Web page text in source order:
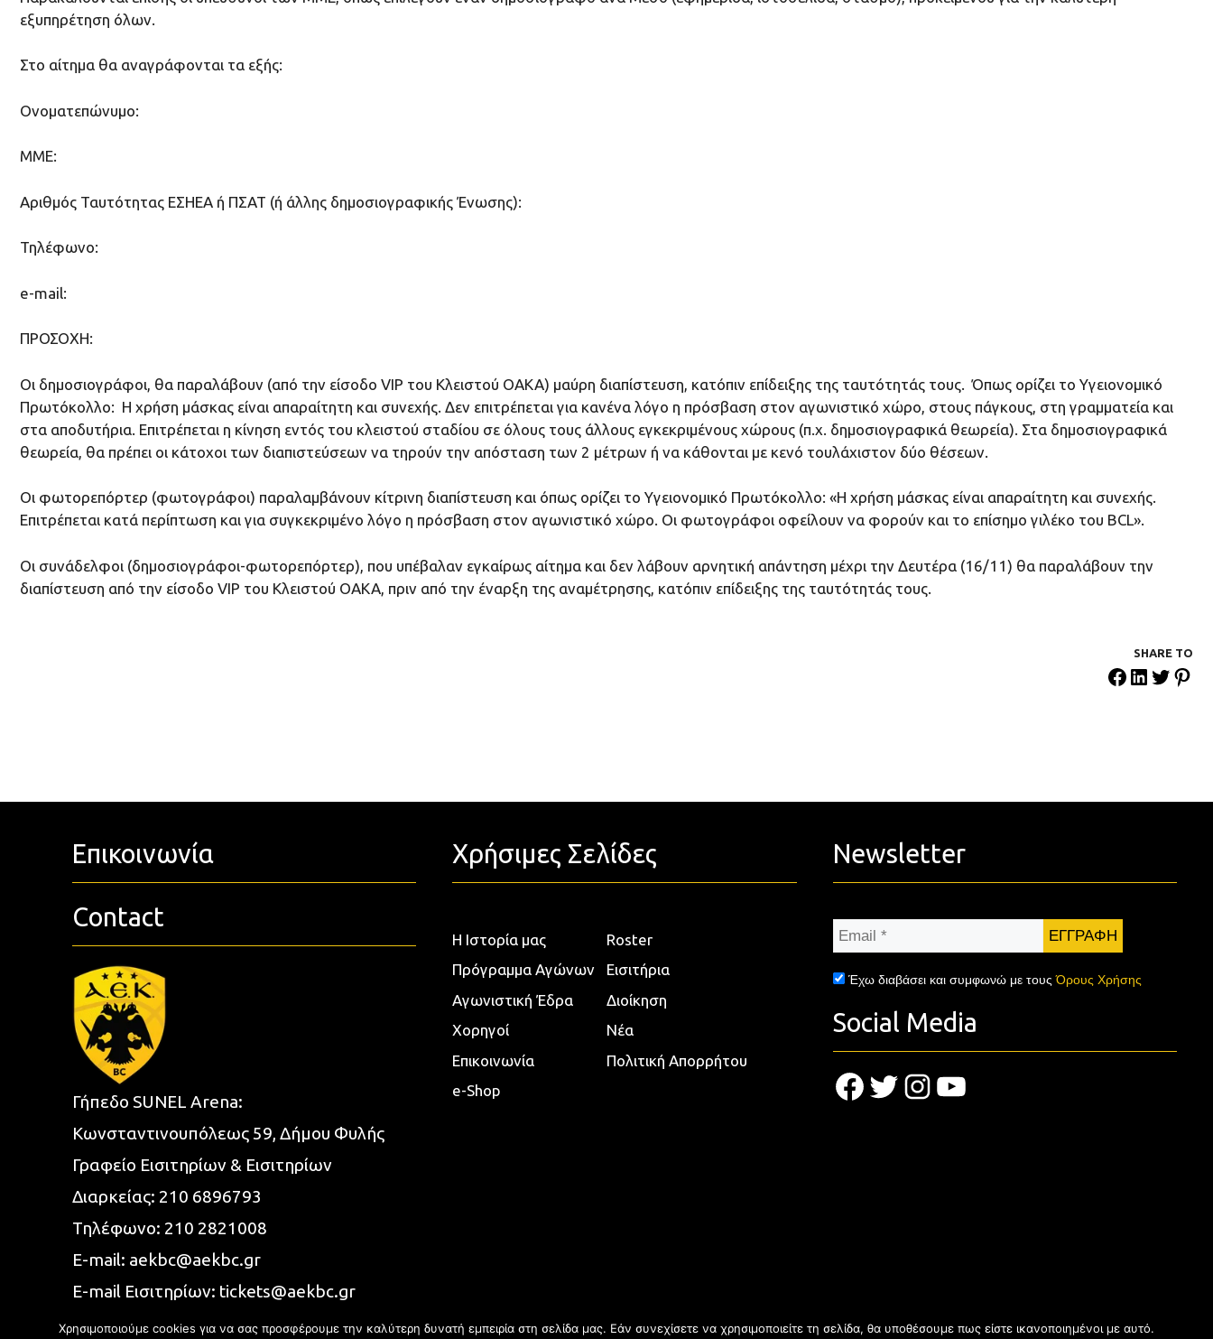
εξυπηρέτηση όλων.
Στο αίτημα θα αναγράφονται τα εξής:
Ονοματεπώνυμο:
ΜΜΕ:
Αριθμός Ταυτότητας ΕΣΗΕΑ ή ΠΣΑΤ (ή άλλης δημοσιογραφικής Ένωσης):
Τηλέφωνο:
e-mail:
ΠΡΟΣΟΧΗ:
Οι δημοσιογράφοι, θα παραλάβουν (από την είσοδο VIP του Κλειστού ΟΑΚΑ) μαύρη διαπίστευση, κατόπιν επίδειξης της ταυτότητάς τους. Όπως ορίζει το Υγειονομικό
Πρωτόκολλο: Η χρήση μάσκας είναι απαραίτητη και συνεχής. Δεν επιτρέπεται για κανένα λόγο η πρόσβαση στον αγωνιστικό χώρο, στους πάγκους, στη γραμματεία και
στα αποδυτήρια. Επιτρέπεται η κίνηση εντός του κλειστού σταδίου σε όλους τους άλλους εγκεκριμένους χώρους (π.χ. δημοσιογραφικά θεωρεία). Στα δημοσιογραφικά
θεωρεία, θα πρέπει οι κάτοχοι των διαπιστεύσεων να τηρούν την απόσταση των 2 μέτρων ή να κάθονται με κενό τουλάχιστον δύο θέσεων.
Οι φωτορεπόρτερ (φωτογράφοι) παραλαμβάνουν κίτρινη διαπίστευση και όπως ορίζει το Υγειονομικό Πρωτόκολλο: «Η χρήση μάσκας είναι απαραίτητη και συνεχής.
Επιτρέπεται κατά περίπτωση και για συγκεκριμένο λόγο η πρόσβαση στον αγωνιστικό χώρο. Οι φωτογράφοι οφείλουν να φορούν και το επίσημο γιλέκο του BCL».
Οι συνάδελφοι (δημοσιογράφοι-φωτορεπόρτερ), που υπέβαλαν εγκαίρως αίτημα και δεν λάβουν αρνητική απάντηση μέχρι την Δευτέρα (16/11) θα παραλάβουν την
διαπίστευση από την είσοδο VIP του Κλειστού ΟΑΚΑ, πριν από την έναρξη της αναμέτρησης, κατόπιν επίδειξης της ταυτότητάς τους.
SHARE ΤΟ
Επικοινωνία
Contact
Γήπεδο SUNEL Arena:
Κωνσταντινουπόλεως 59, Δήμου Φυλής
Γραφείο Εισιτηρίων & Εισιτηρίων
Διαρκείας: 210 6896793
Τηλέφωνο: 210 2821008
E-mail: aekbc@aekbc.gr
E-mail Εισιτηρίων: tickets@aekbc.gr
Χρήσιμες Σελίδες
Η Ιστορία μας
Roster
Πρόγραμμα Αγώνων
Εισιτήρια
Αγωνιστική Έδρα
Διοίκηση
Χορηγοί
Νέα
Επικοινωνία
Πολιτική Απορρήτου
e-Shop
Newsletter
Email
Έχω διαβάσει και συμφωνώ με τουςΌρους Χρήσης
Social Media
Facebook
TwitterInstagram
YouTube
Χρησιμοποιούμε cookies για να σας προσφέρουμε την καλύτερη δυνατή εμπειρία στη σελίδα μας. Εάν συνεχίσετε να χρησιμοποιείτε τη σελίδα, θα υποθέσουμε πως είστε ικανοποιημένοι με αυτό.